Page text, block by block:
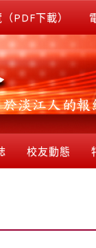
PDF下載）
校友動態